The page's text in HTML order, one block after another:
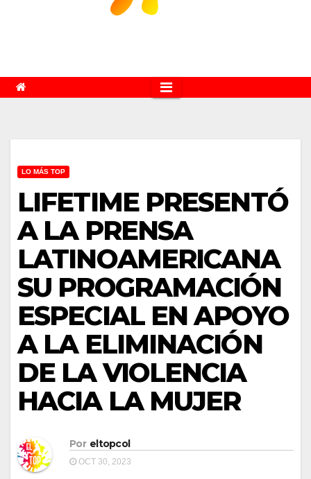
LO MÁS TOP
LIFETIME PRESENTÓ
A LA PRENSA
LATINOAMERICANA
SU PROGRAMACIÓN
ESPECIAL EN APOYO
A LA ELIMINACIÓN
DE LA VIOLENCIA
HACIA LA MUJER
Por eltopcol
OCT 30, 2023